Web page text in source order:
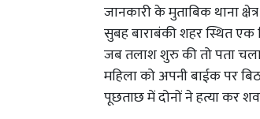
जानकारी के मुताबिक थाना
सुबह बाराबंकी शहर स्थित
जब तलाश शुरु की तो पता चला
महिला को अपनी बाईक पर
पूछताछ में दोनों ने हत्या कर